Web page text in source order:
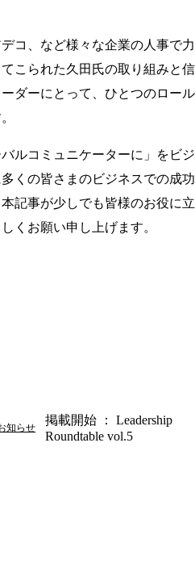
コ、など様々な企業の人事で力
こられた久田氏の取り組みと信
ダーにとって、ひとつのロール
ルコミュニケーターに」をビジ
くの皆さまのビジネスでの成功
記事が少しでも皆様のお役に立
くお願い申し上げます。
知らせ
掲載開始 ： Leadership
Roundtable vol.5